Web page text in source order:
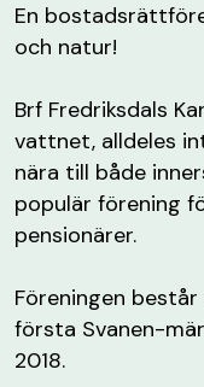
En
och natur!
Brf Fredriksdals
vattnet, alldeles
nära till både
populär förening
pensionärer.
Föreningen
första Svanen-
2018.